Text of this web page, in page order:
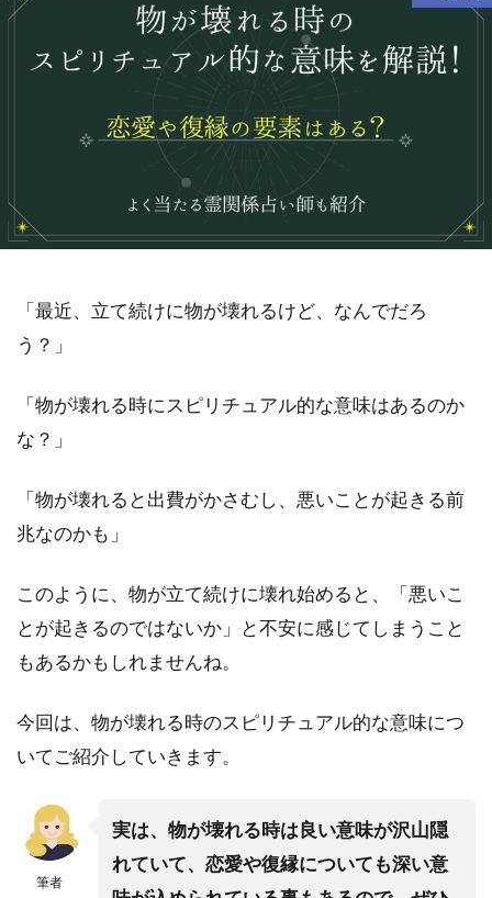
「最近、立て続けに物が壊れるけど、なんでだろ
う？」
「物が壊れる時にスピリチュアル的な意味はあるのか
な？」
「物が壊れると出費がかさむし、悪いことが起きる前
兆なのかも」
このように、物が立て続けに壊れ始めると、「悪いこ
とが起きるのではないか」と不安に感じてしまうこと
もあるかもしれませんね。
今回は、物が壊れる時のスピリチュアル的な意味につ
いてご紹介していきます。
筆者
実は、物が壊れる時は良い意味が沢山隠
れていて、恋愛や復縁についても深い意